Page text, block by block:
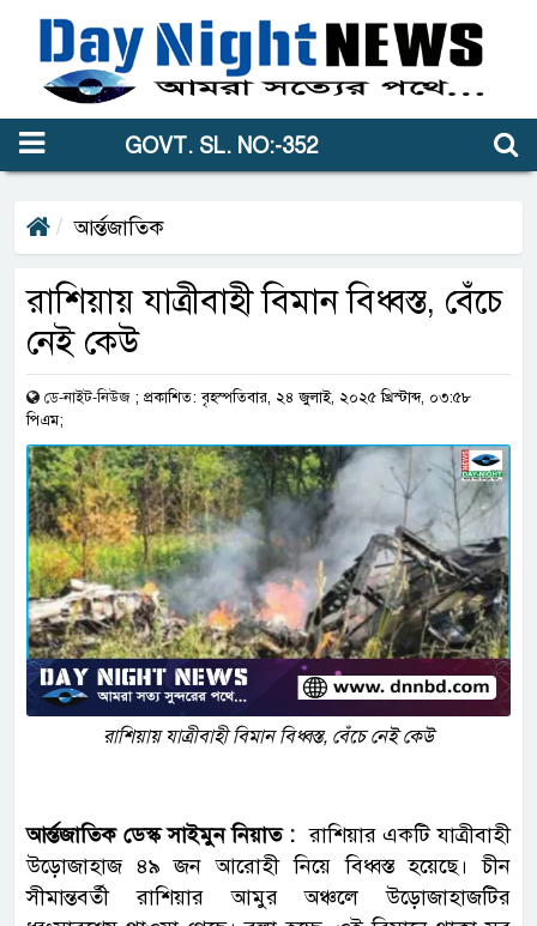
GOVT. SL. NO:-352
আর্ন্তজাতিক
রাশিয়ায় যাত্রীবাহী বিমান বিধ্বস্ত, বেঁচে
নেই কেউ
ডে-নাইট-নিউজ ; প্রকাশিত: বৃহস্পতিবার, ২৪ জুলাই, ২০২৫ খ্রিস্টাব্দ, ০৩:৫৮
পিএম;
রাশিয়ায় যাত্রীবাহী বিমান বিধ্বস্ত, বেঁচে নেই কেউ
আর্ন্তজাতিক ডেস্ক সাইমুন নিয়াত : রাশিয়ার একটি যাত্রীবাহী
উড়োজাহাজ ৪৯ জন আরোহী নিয়ে বিধ্বস্ত হয়েছে। চীন
সীমান্তবর্তী রাশিয়ার আমুর অঞ্চলে উড়োজাহাজটির